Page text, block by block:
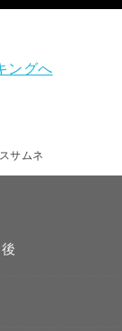
ングへ
サムネ